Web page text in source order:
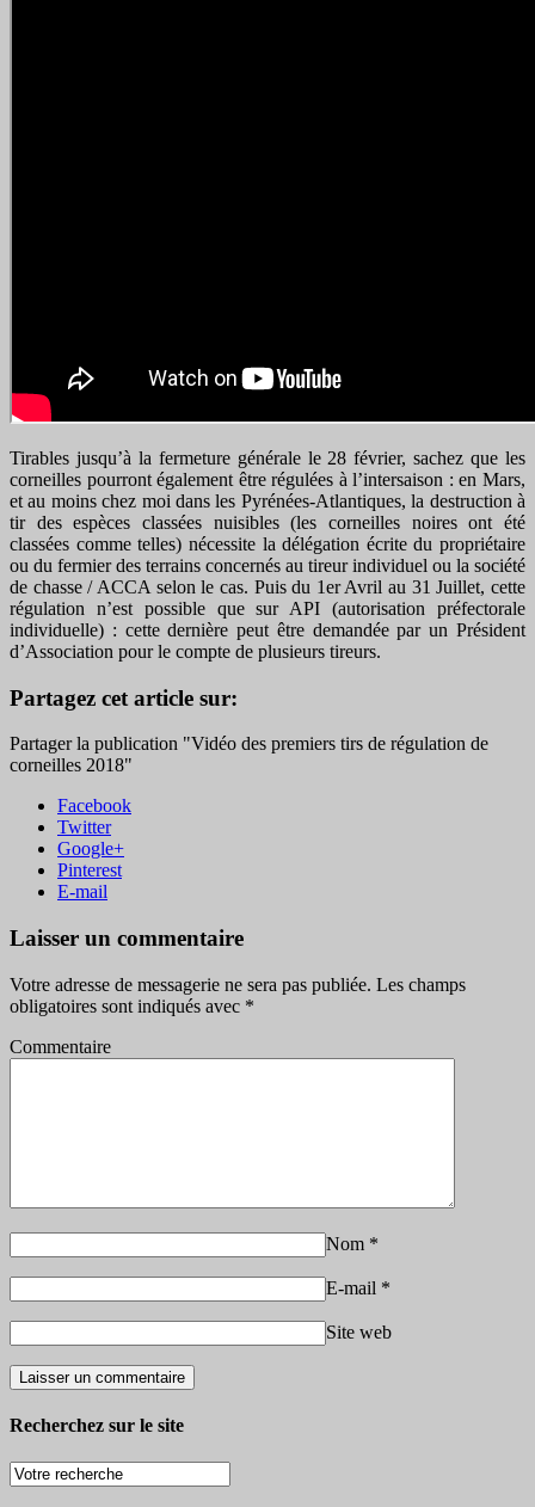
Tirables jusqu’à la fermeture générale le 28 février, sachez que les
corneilles pourront également être régulées à l’intersaison : en Mars,
et au moins chez moi dans les Pyrénées-Atlantiques, la destruction à
tir des espèces classées nuisibles (les corneilles noires ont été
classées comme telles) nécessite la délégation écrite du propriétaire
ou du fermier des terrains concernés au tireur individuel ou la société
de chasse / ACCA selon le cas. Puis du 1er Avril au 31 Juillet, cette
régulation n’est possible que sur API (autorisation préfectorale
individuelle) : cette dernière peut être demandée par un Président
d’Association pour le compte de plusieurs tireurs.
Partagez cet article sur:
Partager la publication "Vidéo des premiers tirs de régulation de
corneilles 2018"
Facebook
Twitter
Google+
Pinterest
E-mail
Laisser un commentaire
Votre adresse de messagerie ne sera pas publiée. Les champs
obligatoires sont indiqués avec *
Commentaire
Nom *
E-mail *
Site web
Recherchez sur le site